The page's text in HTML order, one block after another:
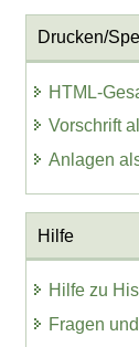
Drucken/
HTML-
Vorschrift
Anlagen
Hilfe
Hilfe zu
Fragen